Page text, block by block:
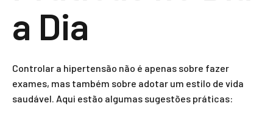
a Dia
Controlar a hipertensão não é apenas sobre fazer
exames, mas também sobre adotar um estilo de vida
saudável. Aqui estão algumas sugestões práticas: